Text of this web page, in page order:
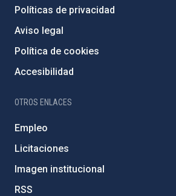
Políticas de privacidad
Aviso legal
Política de cookies
Accesibilidad
OTROS ENLACES
Empleo
Licitaciones
Imagen institucional
RSS